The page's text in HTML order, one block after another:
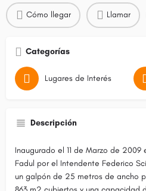
Cómo llegar Llamar
Categorías
Lugares de Interés
Descripción
Inaugurado el 11 de Marzo de
Fadul por el Intendente Federico
un galpón de 25 metros de ancho